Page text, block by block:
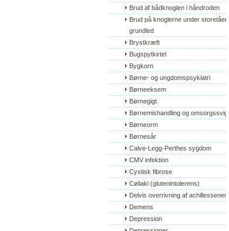
Brud af bådknoglen i håndroden
Brud på knoglerne under storetåens
grundled
Brystkræft
Bugspytkirtel
Bygkorn
Børne- og ungdomspsykiatri
Børneeksem
Børnegigt
Børnemishandling og omsorgssvigt
Børneorm
Børnesår
Calve-Legg-Perthes sygdom
CMV infektion
Cystisk fibrose
Cøliaki (glutenintolerens)
Delvis overrivning af achillessenen
Demens
Depression